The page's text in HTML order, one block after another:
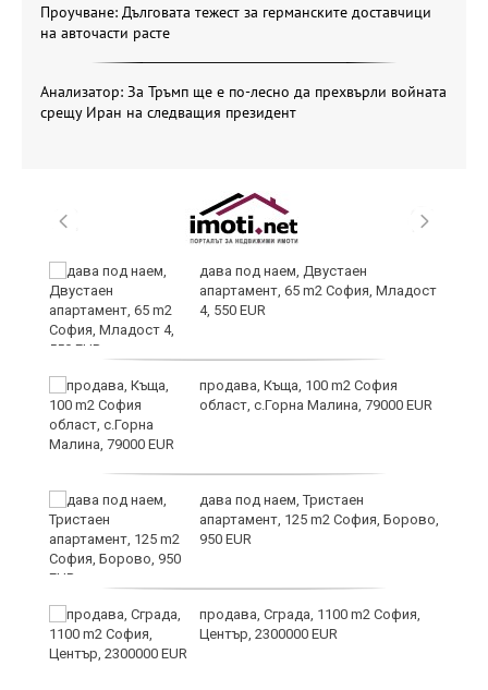
Проучване: Дълговата тежест за германските доставчици
на авточасти расте
Анализатор: За Тръмп ще е по-лесно да прехвърли войната
срещу Иран на следващия президент
дава под наем, Двустаен
апартамент, 65 m2 София, Младост
4, 550 EUR
продава, Къща, 100 m2 София
област, с.Горна Малина, 79000 EUR
дава под наем, Тристаен
апартамент, 125 m2 София, Борово,
950 EUR
продава, Сграда, 1100 m2 София,
Център, 2300000 EUR